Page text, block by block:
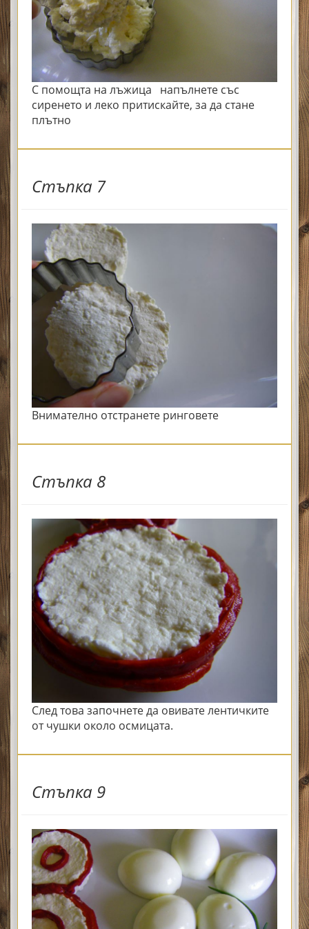
С помощта на лъжица напълнете със
сиренето и леко притискайте, за да стане
плътно
Стъпка 7
Внимателно отстранете ринговете
Стъпка 8
След това започнете да овивате лентичките
от чушки около осмицата.
Стъпка 9